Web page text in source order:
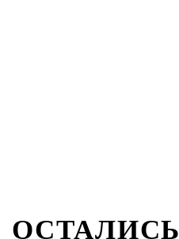
ОСТАЛИСЬ